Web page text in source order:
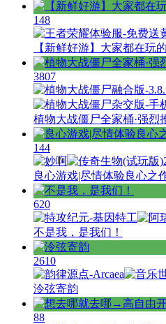
148
【新鲜好游】大家都在玩
3807
植物大战僵尸全家桶·强烈
144
良心游戏|尽情体验良心之
620
不是我，是我们！
2610
泠弦寄韵
88